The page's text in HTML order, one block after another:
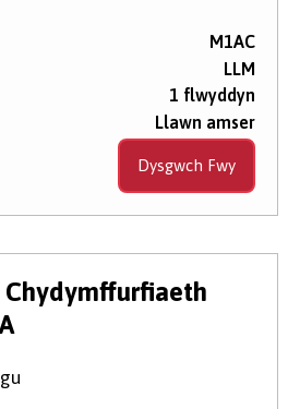
M1AC
LLM
1 flwyddyn
Llawn amser
Dysgwch Fwy
Chydymffurfiaeth